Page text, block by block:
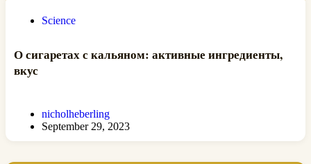
Science
О сигаретах с кальяном: активные ингредиенты,
вкус
nicholheberling
September 29, 2023